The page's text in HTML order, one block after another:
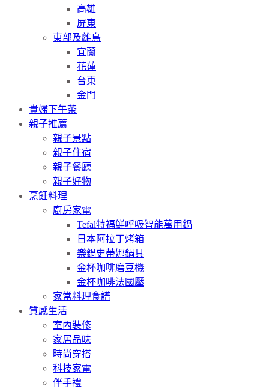
高雄
屏東
東部及離島
宜蘭
花蓮
台東
金門
貴婦下午茶
親子推薦
親子景點
親子住宿
親子餐廳
親子好物
烹飪料理
廚房家電
Tefal特福鮮呼吸智能萬用鍋
日本阿拉丁烤箱
樂鍋史蒂娜鍋具
金杯咖啡磨豆機
金杯咖啡法國壓
家常料理食譜
質感生活
室內裝修
家居品味
時尚穿搭
科技家電
伴手禮